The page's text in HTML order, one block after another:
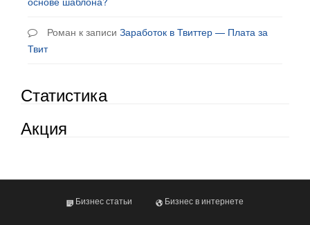
Роман к записи Заработок в Твиттер — Плата за
Твит
Статистика
Акция
Бизнес статьи Бизнес в интернете